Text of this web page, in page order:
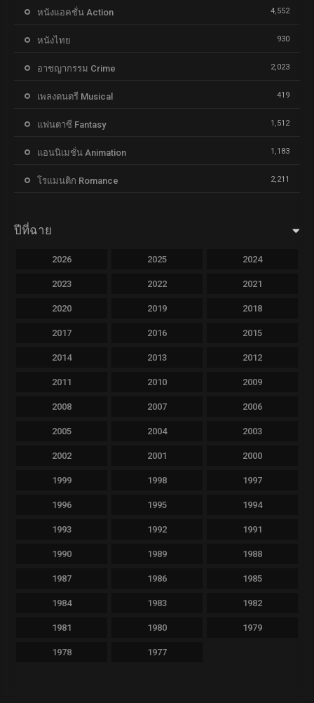
หนังแอคชั่น Action 4,552
หนังไทย 930
อาชญากรรม Crime 2,023
เพลงดนตรี Musical 419
แฟนตาซี Fantasy 1,512
แอนนิเมชั่น Animation 1,183
โรแมนติก Romance 2,211
ปีที่ฉาย
2026 2025 2024
2023 2022 2021
2020 2019 2018
2017 2016 2015
2014 2013 2012
2011 2010 2009
2008 2007 2006
2005 2004 2003
2002 2001 2000
1999 1998 1997
1996 1995 1994
1993 1992 1991
1990 1989 1988
1987 1986 1985
1984 1983 1982
1981 1980 1979
1978 1977